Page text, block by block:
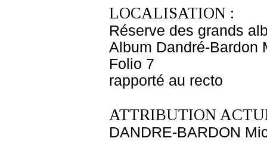
LOCALISATION :
Réserve des grands
Album Dandré-Bardon
Folio 7
rapporté au recto
ATTRIBUTION
DANDRE-BARDON